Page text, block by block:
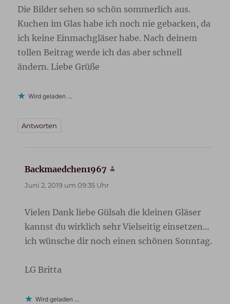
Die Bilder sehen so schön sommerlich aus.
Kuchen im Glas habe ich noch nie gebacken, da
ich keine Einmachgläser habe. Nach deinem
tollen Beitrag werde ich das aber schnell
ändern. Liebe Grüße
Wird geladen …
Antworten
Backmaedchen1967
Juni 2, 2019 um 09:35 Uhr
Vielen Dank liebe Gülsah die kleinen Gläser
kannst du wirklich sehr Vielseitig einsetzen…
ich wünsche dir noch einen schönen Sonntag.
LG Britta
Wird geladen …